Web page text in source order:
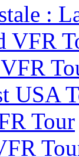
:
VFR
USA
Tour